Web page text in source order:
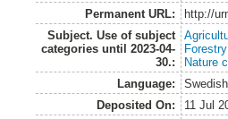
Permanent URL:
http://
Subject. Use of subject
categories until 2023-04-
30.:
Nature
Language:
Swedish
Deposited On:
11 Jul